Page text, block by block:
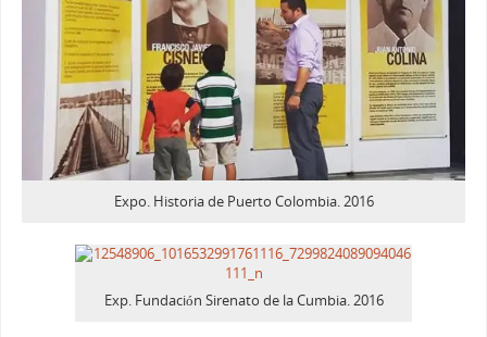
Expo. Historia de Puerto Colombia. 2016
Exp. Fundación Sirenato de la Cumbia. 2016